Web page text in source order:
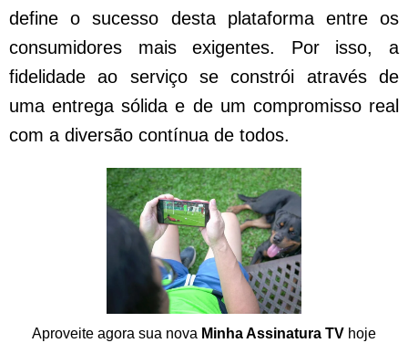
define o sucesso desta plataforma entre os
consumidores mais exigentes. Por isso, a
fidelidade ao serviço se constrói através de
uma entrega sólida e de um compromisso real
com a diversão contínua de todos.
Aproveite agora sua nova Minha Assinatura TV hoje